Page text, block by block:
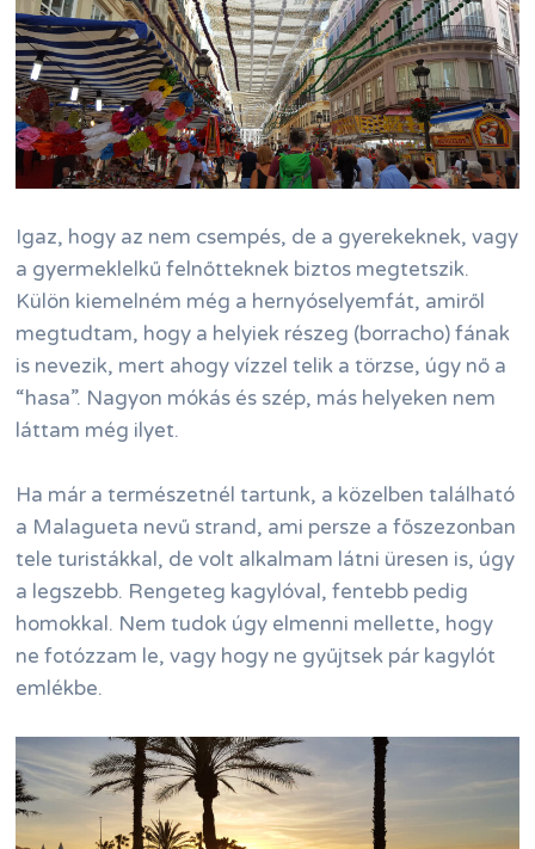
Igaz, hogy az nem csempés, de a gyerekeknek, vagy
a gyermeklelkű felnőtteknek biztos megtetszik.
Külön kiemelném még a hernyóselyemfát, amiről
megtudtam, hogy a helyiek részeg (borracho) fának
is nevezik, mert ahogy vízzel telik a törzse, úgy nő a
“hasa”. Nagyon mókás és szép, más helyeken nem
láttam még ilyet.
Ha már a természetnél tartunk, a közelben található
a Malagueta nevű strand, ami persze a főszezonban
tele turistákkal, de volt alkalmam látni üresen is, úgy
a legszebb. Rengeteg kagylóval, fentebb pedig
homokkal. Nem tudok úgy elmenni mellette, hogy
ne fotózzam le, vagy hogy ne gyűjtsek pár kagylót
emlékbe.